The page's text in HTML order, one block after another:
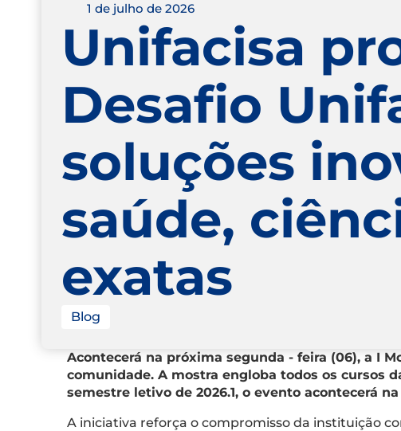
1 de julho de 2026
Unifacisa
Desafio
soluções
saúde,
exatas
Blog
Acontecerá na próxima segunda - feira (06), a I
comunidade. A mostra engloba todos os cursos
semestre letivo de 2026.1, o evento acontecerá
A iniciativa reforça o compromisso da instituição